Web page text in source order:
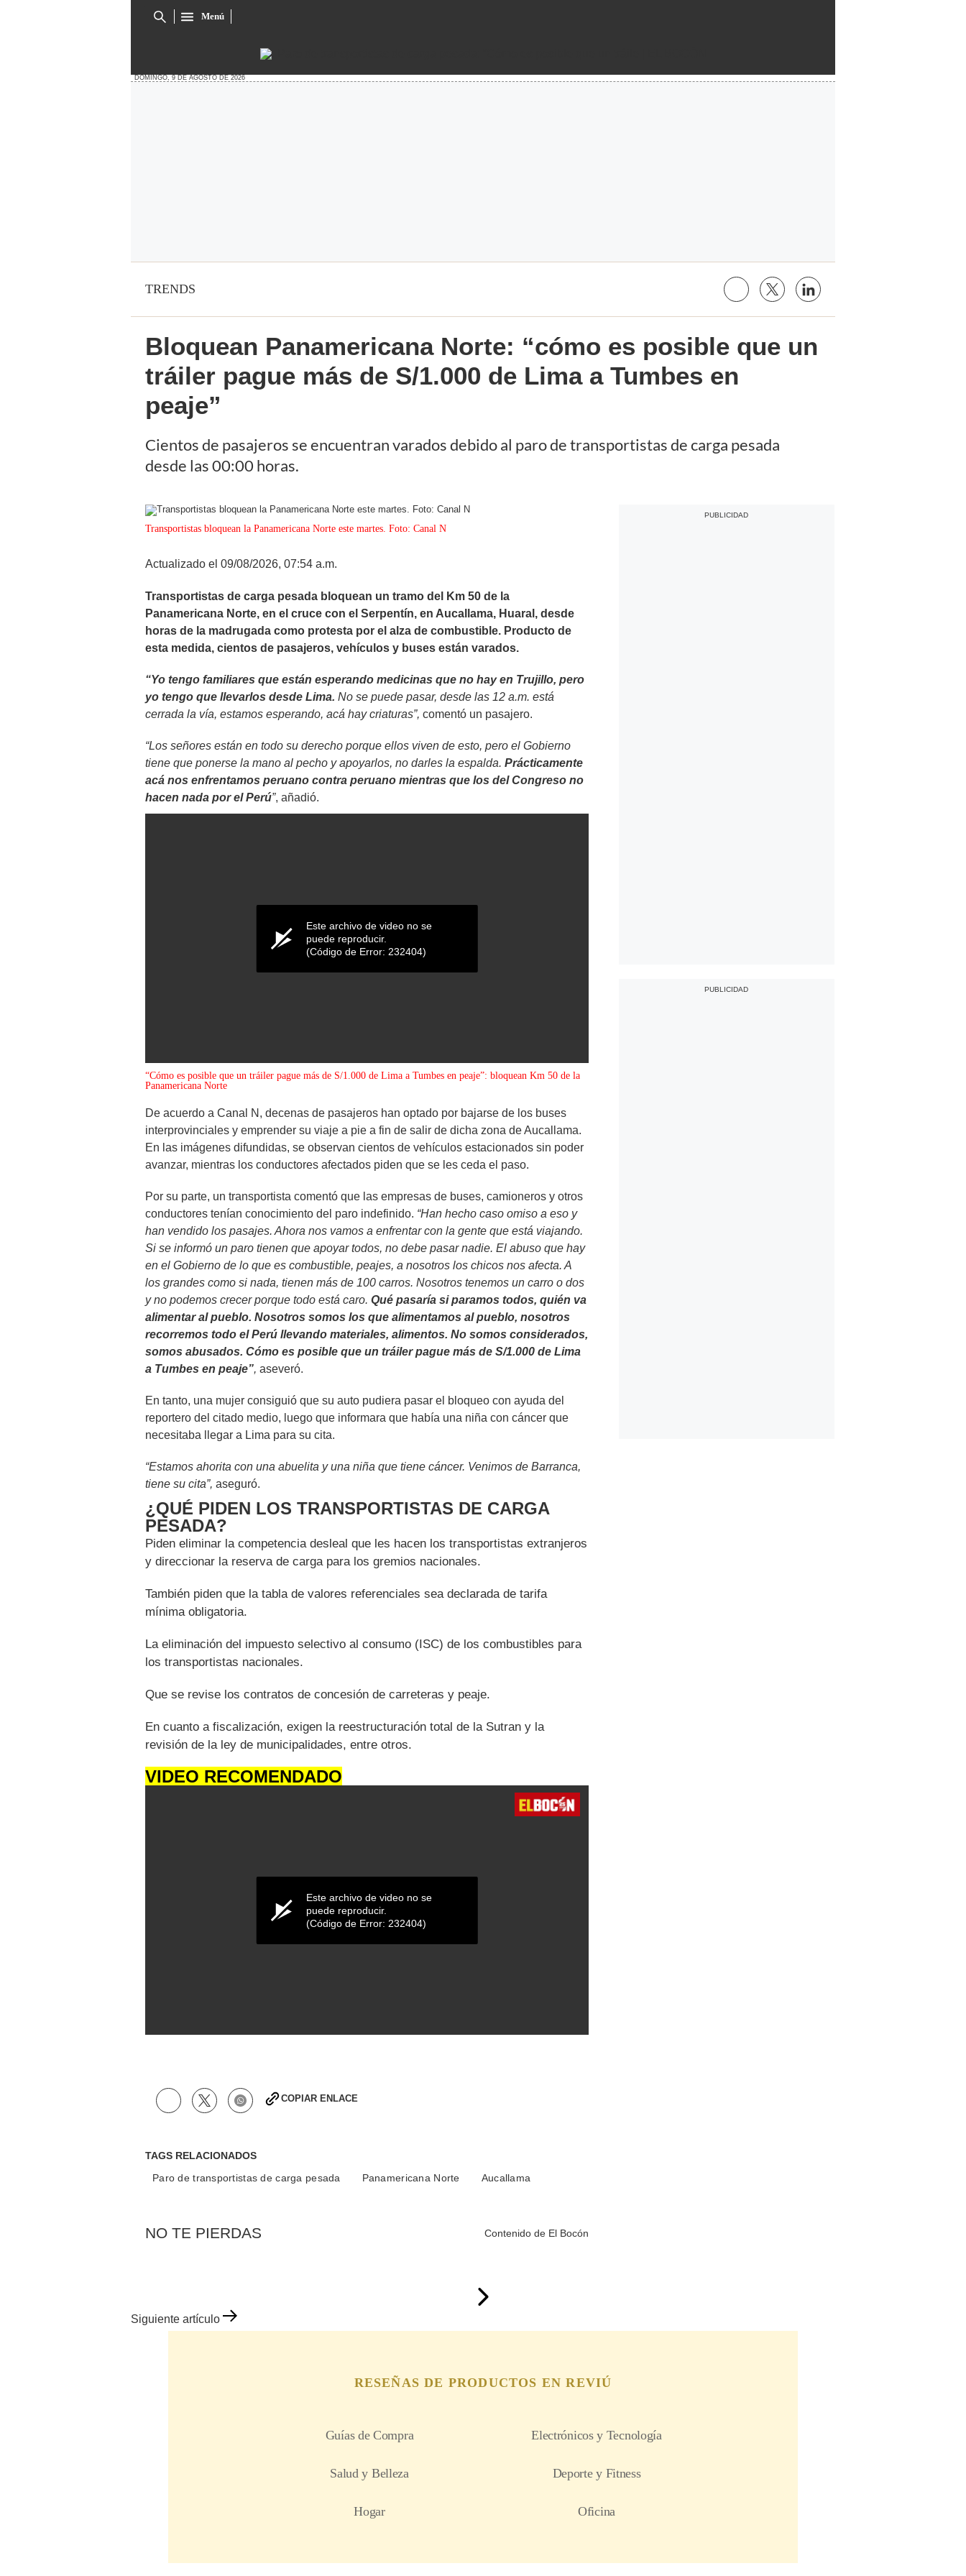
CuadroMenú
DOMINGO, 9 DE AGOSTO DE 2026
TRENDS
Bloquean Panamericana Norte: “cómo es posible que un
tráiler pague más de S/1.000 de Lima a Tumbes en
peaje”
Cientos de pasajeros se encuentran varados debido al paro de transportistas de carga pesada
desde las 00:00 horas.
Transportistas bloquean la Panamericana Norte este martes. Foto: Canal N
Actualizado el 09/08/2026, 07:54 a.m.
Transportistas de carga pesada bloquean un tramo del Km 50 de la
Panamericana Norte, en el cruce con el Serpentín, en Aucallama, Huaral, desde
horas de la madrugada como protesta por el alza de combustible. Producto de
esta medida, cientos de pasajeros, vehículos y buses están varados.
“Yo tengo familiares que están esperando medicinas que no hay en Trujillo, pero
yo tengo que llevarlos desde Lima. No se puede pasar, desde las 12 a.m. está
cerrada la vía, estamos esperando, acá hay criaturas”, comentó un pasajero.
“Los señores están en todo su derecho porque ellos viven de esto, pero el Gobierno
tiene que ponerse la mano al pecho y apoyarlos, no darles la espalda. Prácticamente
acá nos enfrentamos peruano contra peruano mientras que los del Congreso no
hacen nada por el Perú”, añadió.
seconds
of
secondsVolume
90%
Este archivo de video no se
puede reproducir.
(Código de Error: 232404)
“Cómo es posible que un tráiler pague más de S/1.000 de Lima a Tumbes en peaje”: bloquean Km 50 de la
Panamericana Norte
De acuerdo a Canal N, decenas de pasajeros han optado por bajarse de los buses
interprovinciales y emprender su viaje a pie a fin de salir de dicha zona de Aucallama.
En las imágenes difundidas, se observan cientos de vehículos estacionados sin poder
avanzar, mientras los conductores afectados piden que se les ceda el paso.
Por su parte, un transportista comentó que las empresas de buses, camioneros y otros
conductores tenían conocimiento del paro indefinido. “Han hecho caso omiso a eso y
han vendido los pasajes. Ahora nos vamos a enfrentar con la gente que está viajando.
Si se informó un paro tienen que apoyar todos, no debe pasar nadie. El abuso que hay
en el Gobierno de lo que es combustible, peajes, a nosotros los chicos nos afecta. A
los grandes como si nada, tienen más de 100 carros. Nosotros tenemos un carro o dos
y no podemos crecer porque todo está caro. Qué pasaría si paramos todos, quién va
alimentar al pueblo. Nosotros somos los que alimentamos al pueblo, nosotros
recorremos todo el Perú llevando materiales, alimentos. No somos considerados,
somos abusados. Cómo es posible que un tráiler pague más de S/1.000 de Lima
a Tumbes en peaje”, aseveró.
En tanto, una mujer consiguió que su auto pudiera pasar el bloqueo con ayuda del
reportero del citado medio, luego que informara que había una niña con cáncer que
necesitaba llegar a Lima para su cita.
“Estamos ahorita con una abuelita y una niña que tiene cáncer. Venimos de Barranca,
tiene su cita”, aseguró.
¿QUÉ PIDEN LOS TRANSPORTISTAS DE CARGA
PESADA?
Piden eliminar la competencia desleal que les hacen los transportistas extranjeros
y direccionar la reserva de carga para los gremios nacionales.
También piden que la tabla de valores referenciales sea declarada de tarifa
mínima obligatoria.
La eliminación del impuesto selectivo al consumo (ISC) de los combustibles para
los transportistas nacionales.
Que se revise los contratos de concesión de carreteras y peaje.
En cuanto a fiscalización, exigen la reestructuración total de la Sutran y la
revisión de la ley de municipalidades, entre otros.
VIDEO RECOMENDADO
seconds
Volume
90%
Este archivo de video no se
puede reproducir.
(Código de Error: 232404)
COPIAR ENLACE
TAGS RELACIONADOS
Paro de transportistas de carga pesada
Panamericana Norte Aucallama
NO TE PIERDAS Contenido de El Bocón
Siguiente artículo